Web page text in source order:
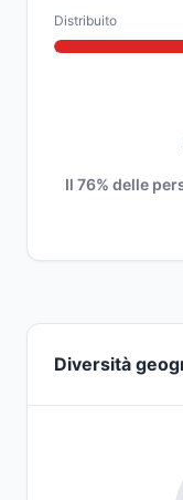
Distribuito
Il 76% delle
Diversità